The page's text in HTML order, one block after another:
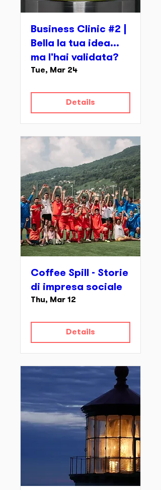
Business Clinic #2 |
Bella la tua idea...
ma l'hai validata?
Tue, Mar 24
Details
Coffee Spill - Storie
di impresa sociale
Thu, Mar 12
Details